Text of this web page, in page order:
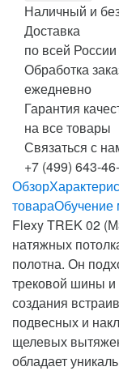
Наличный и
Доставка
по всей России
Обработка
ежедневно
Гарантия
на все товары
Связаться с
+7 (499) 643-
Обзор
товараОбучение
Flexy TREK 02
натяжных
полотна. Он
трековой шины и
создания
подвесных и
щелевых
обладает